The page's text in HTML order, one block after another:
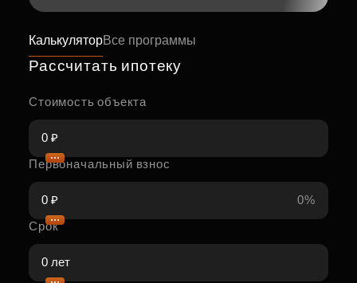
КалькуляторВсе программы
Рассчитать ипотеку
Стоимость объекта
Первоначальный взнос
0%
Срок